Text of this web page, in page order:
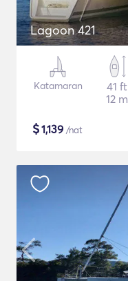
Lagoon 421
Katamaran
41 ft
12 m
$1,139 /nat